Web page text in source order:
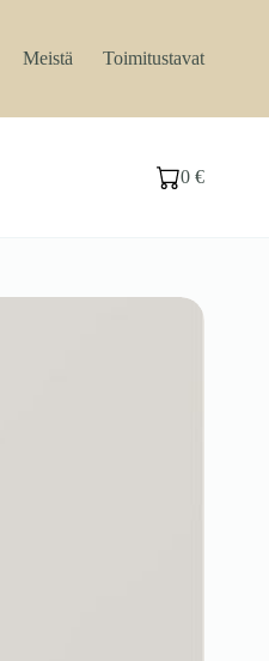
Meistä Toimitustavat
Ostoskori
0€